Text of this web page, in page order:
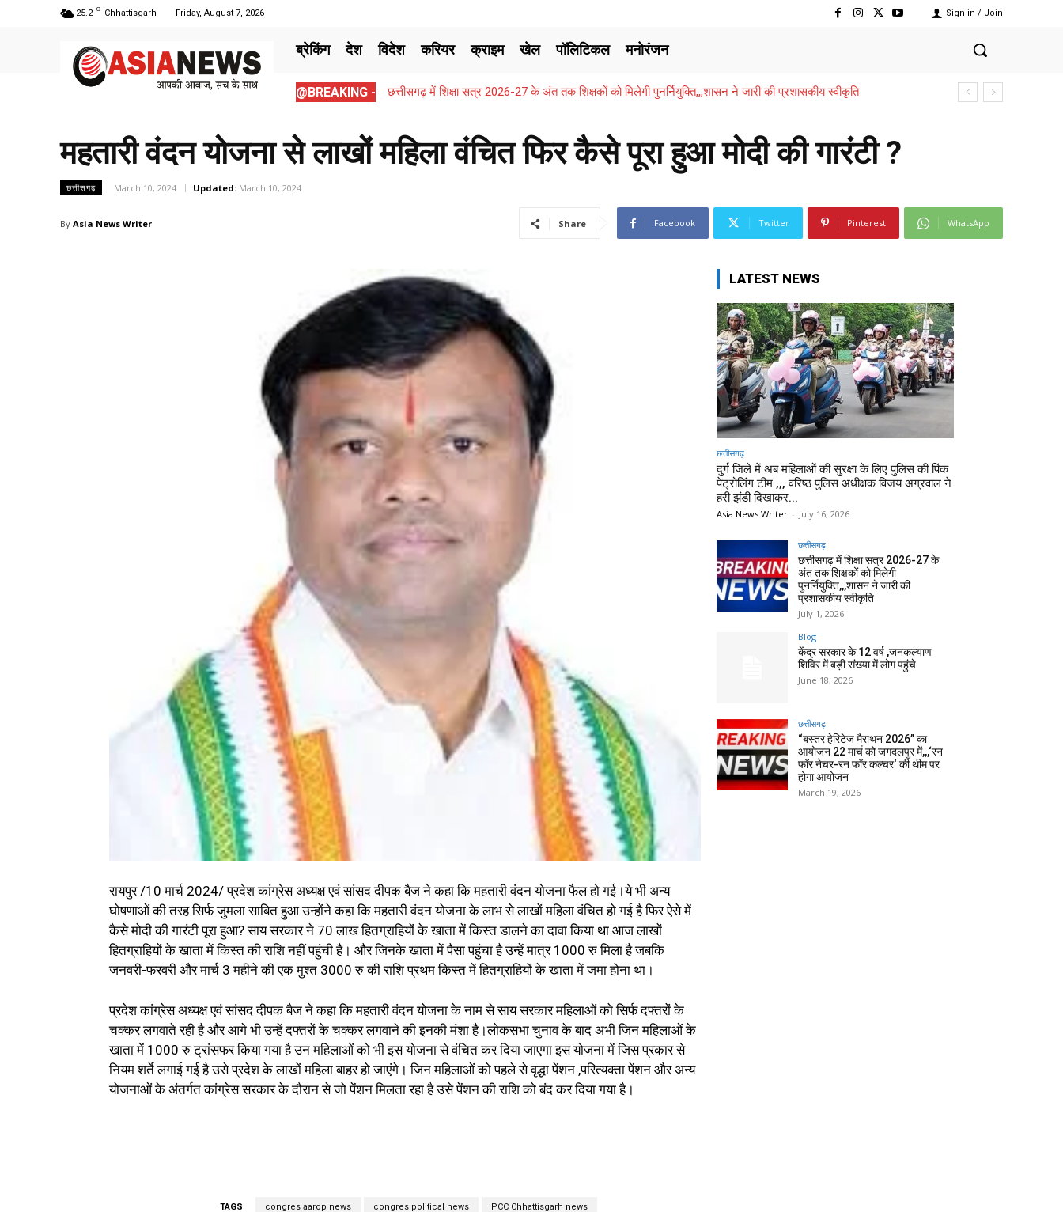
25.2 C Chhattisgarh Friday, August 7, 2026 Sign in / Join
ब्रेकिंग देश विदेश करियर क्राइम खेल पॉलिटिकल मनोरंजन
@BREAKING - छत्तीसगढ़ में शिक्षा सत्र 2026-27 के अंत तक शिक्षकों को मिलेगी पुनर्नियुक्ति,,,शासन ने जारी की प्रशासकीय स्वीकृति
महतारी वंदन योजना से लाखों महिला वंचित फिर कैसे पूरा हुआ मोदी की गारंटी ?
छत्तीसगढ़ March 10, 2024 Updated: March 10, 2024
By Asia News Writer Share Facebook Twitter Pinterest WhatsApp
रायपुर /10 मार्च 2024/ प्रदेश कांग्रेस अध्यक्ष एवं सांसद दीपक बैज ने कहा कि महतारी वंदन योजना फैल हो गई।ये भी अन्य
घोषणाओं की तरह सिर्फ जुमला साबित हुआ उन्होंने कहा कि महतारी वंदन योजना के लाभ से लाखों महिला वंचित हो गई है फिर ऐसे में
कैसे मोदी की गारंटी पूरा हुआ? साय सरकार ने 70 लाख हितग्राहियों के खाता में किस्त डालने का दावा किया था आज लाखों
हितग्राहियों के खाता में किस्त की राशि नहीं पहुंची है। और जिनके खाता में पैसा पहुंचा है उन्हें मात्र 1000 रु मिला है जबकि
जनवरी-फरवरी और मार्च 3 महीने की एक मुश्त 3000 रु की राशि प्रथम किस्त में हितग्राहियों के खाता में जमा होना था।
प्रदेश कांग्रेस अध्यक्ष एवं सांसद दीपक बैज ने कहा कि महतारी वंदन योजना के नाम से साय सरकार महिलाओं को सिर्फ दफ्तरों के
चक्कर लगवाते रही है और आगे भी उन्हें दफ्तरों के चक्कर लगवाने की इनकी मंशा है।लोकसभा चुनाव के बाद अभी जिन महिलाओं के
खाता में 1000 रु ट्रांसफर किया गया है उन महिलाओं को भी इस योजना से वंचित कर दिया जाएगा इस योजना में जिस प्रकार से
नियम शर्ते लगाई गई है उसे प्रदेश के लाखों महिला बाहर हो जाएंगे। जिन महिलाओं को पहले से वृद्धा पेंशन ,परित्यक्ता पेंशन और अन्य
योजनाओं के अंतर्गत कांग्रेस सरकार के दौरान से जो पेंशन मिलता रहा है उसे पेंशन की राशि को बंद कर दिया गया है।
TAGS congres aarop news congres political news PCC Chhattisgarh news
LATEST NEWS
छत्तीसगढ़
दुर्ग जिले में अब महिलाओं की सुरक्षा के लिए पुलिस की पिंक
पेट्रोलिंग टीम ,,, वरिष्ठ पुलिस अधीक्षक विजय अग्रवाल ने
हरी झंडी दिखाकर...
Asia News Writer - July 16, 2026
छत्तीसगढ़
छत्तीसगढ़ में शिक्षा सत्र 2026-27 के
अंत तक शिक्षकों को मिलेगी
पुनर्नियुक्ति,,,शासन ने जारी की
प्रशासकीय स्वीकृति
July 1, 2026
Blog
केंद्र सरकार के 12 वर्ष ,जनकल्याण
शिविर में बड़ी संख्या में लोग पहुंचे
June 18, 2026
छत्तीसगढ़
“बस्तर हेरिटेज मैराथन 2026” का
आयोजन 22 मार्च को जगदलपुर में,,,‘रन
फॉर नेचर-रन फॉर कल्चर‘ की थीम पर
होगा आयोजन
March 19, 2026